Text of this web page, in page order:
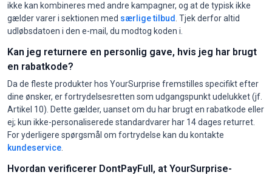
ikke kan kombineres med andre kampagner, og at de typisk ikke
gælder varer i sektionen med særlige tilbud . Tjek derfor altid
udløbsdatoen i den e-mail, du modtog koden i.
Kan jeg returnere en personlig gave, hvis jeg har brugt
en rabatkode?
Da de fleste produkter hos YourSurprise fremstilles specifikt efter
dine ønsker, er fortrydelsesretten som udgangspunkt udelukket (jf.
Artikel 10). Dette gælder, uanset om du har brugt en rabatkode eller
ej; kun ikke-personaliserede standardvarer har 14 dages returret.
For yderligere spørgsmål om fortrydelse kan du kontakte
kundeservice
Hvordan verificerer DontPayFull, at YourSurprise-